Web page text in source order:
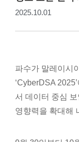
2025.10.01
파수가 말레이시
‘CyberDSA
서 데이터 중심
영향력을 확대해